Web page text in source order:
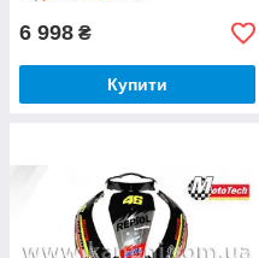
6 998 ₴
Купити